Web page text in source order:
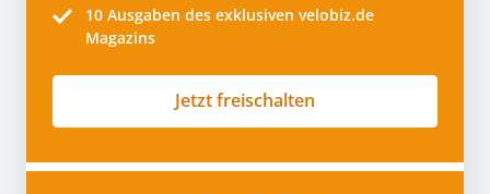
10 Ausgaben des exklusiven velobiz.de
Magazins
Jetzt freischalten